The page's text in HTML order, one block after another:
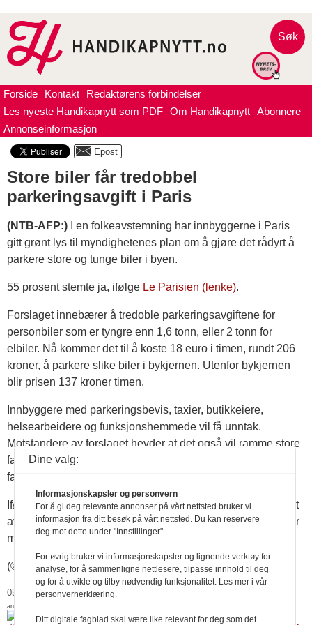
Søk
Forside Kontakt
Redaktørens forbindelser
Les nyeste Handikapnytt som PDF Om Handikapnytt Abonnere
Annonseinformasjon
Store biler får tredobbel
parkeringsavgift i Paris
(NTB-AFP:) I en folkeavstemning har innbyggerne i Paris
gitt grønt lys til myndighetenes plan om å gjøre det rådyrt å
parkere store og tunge biler i byen.
55 prosent stemte ja, ifølge Le Parisien (lenke).
Forslaget innebærer å tredoble parkeringsavgiftene for
personbiler som er tyngre enn 1,6 tonn, eller 2 tonn for
elbiler. Nå kommer det til å koste 18 euro i timen, rundt 206
kroner, å parkere slike biler i bykjernen. Utenfor bykjernen
blir prisen 137 kroner timen.
Innbyggere med parkeringsbevis, taxier, butikkeiere,
helsearbeidere og funksjonshemmede vil få unntak.
Motstandere av forslaget hevder at det også vil ramme store
familiebiler, mens andre hevder at store og moderne biler
faktisk forurenser mindre enn eldre dieselbiler.
Ifølge kontoret til Paris-ordfører Anne Hidalgo vil 10 prosent
av bilparken i Paris rammes og gi byen 400 millioner kroner
mer i avgift årlig.
(©NTB)
05.02.2024 kl. 12:10
annonse
Dine valg:
Informasjonskapsler og personvern
For å gi deg relevante annonser på vårt nettsted bruker vi
informasjon fra ditt besøk på vårt nettsted. Du kan reservere
deg mot dette under "Innstillinger".
For øvrig bruker vi informasjonskapsler og lignende verktøy for
analyse, for å sammenligne nettlesere, tilpasse innhold til deg
og for å utvikle og tilby nødvendig funksjonalitet. Les mer i vår
personvernerklæring.
Ditt digitale fagblad skal være like relevant for deg som det